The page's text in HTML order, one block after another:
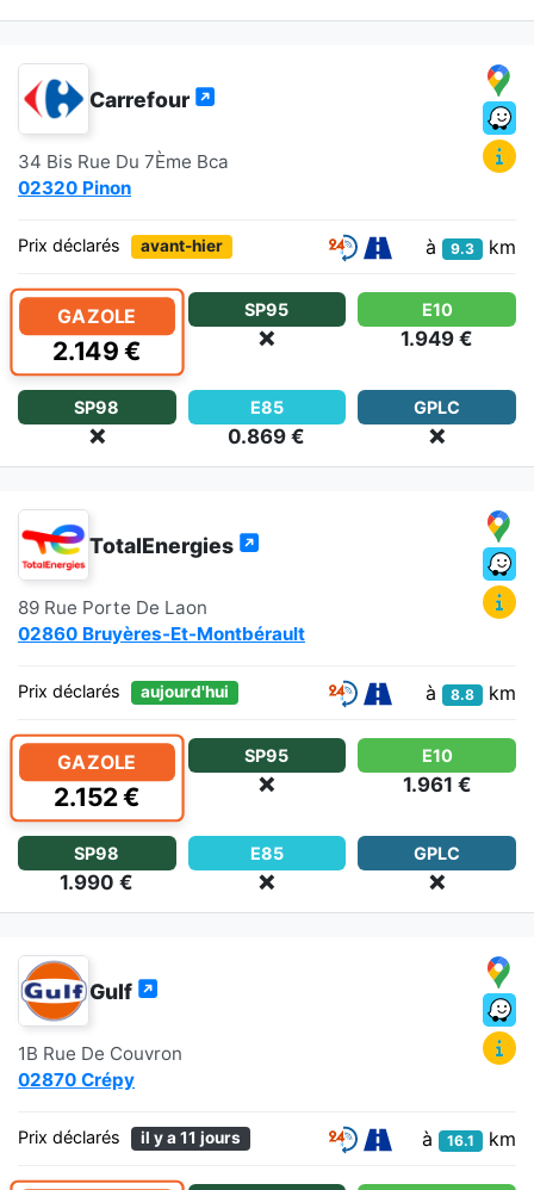
Carrefour
34 Bis Rue Du 7Ème Bca
02320 Pinon
Prix déclarés avant-hier à 9.3 km
GAZOLE
2.149 €
SP95
❌
E10
1.949 €
SP98
❌
E85
0.869 €
GPLC
❌
TotalEnergies
89 Rue Porte De Laon
02860 Bruyères-Et-Montbérault
Prix déclarés aujourd'hui à 8.8 km
GAZOLE
2.152 €
SP95
❌
E10
1.961 €
SP98
1.990 €
E85
❌
GPLC
❌
Gulf
1B Rue De Couvron
02870 Crépy
Prix déclarés il y a 11 jours à 16.1 km